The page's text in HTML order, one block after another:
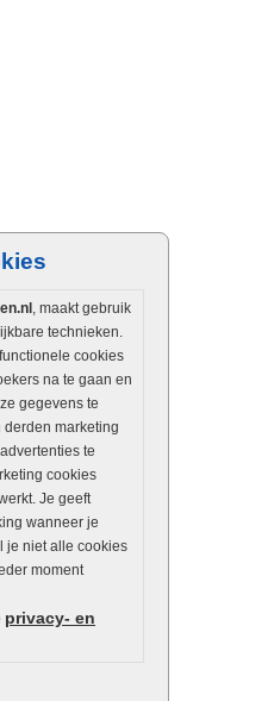
, maakt gebruik
technieken.
cookies
na te gaan en
gegevens te
marketing
te
cookies
Je geeft
wanneer je
je niet alle cookies
moment
privacy- en